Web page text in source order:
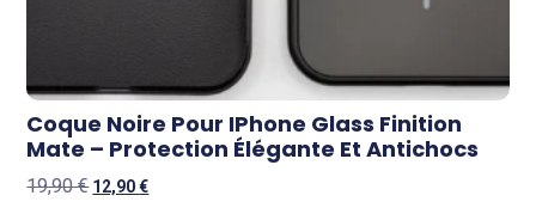
Coque Noire Pour IPhone Glass Finition
Mate – Protection Élégante Et Antichocs
19,90€ 12,90€